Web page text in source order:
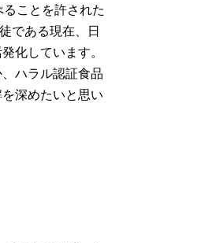
ことを許された
である現在、日
化しています。
ハラル認証食品
深めたいと思い